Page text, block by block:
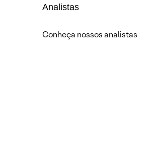
Analistas
Conheça nossos analistas